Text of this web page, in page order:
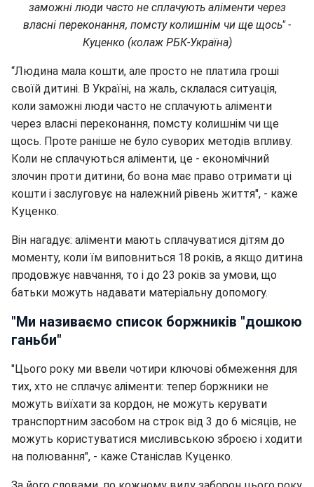
заможні люди часто не сплачують аліменти через
власні переконання, помсту колишнім чи ще щось" -
Куценко (колаж РБК-Україна)
“Людина мала кошти, але просто не платила гроші
своїй дитині. В Україні, на жаль, склалася ситуація,
коли заможні люди часто не сплачують аліменти
через власні переконання, помсту колишнім чи ще
щось. Проте раніше не було суворих методів впливу.
Коли не сплачуються аліменти, це - економічний
злочин проти дитини, бо вона має право отримати ці
кошти і заслуговує на належний рівень життя", - каже
Куценко.
Він нагадує: аліменти мають сплачуватися дітям до
моменту, коли їм виповниться 18 років, а якщо дитина
продовжує навчання, то і до 23 років за умови, що
батьки можуть надавати матеріальну допомогу.
"Ми називаємо список боржників "дошкою
ганьби"
"Цього року ми ввели чотири ключові обмеження для
тих, хто не сплачує аліменти: тепер боржники не
можуть виїхати за кордон, не можуть керувати
транспортним засобом на строк від 3 до 6 місяців, не
можуть користуватися мисливською зброєю і ходити
на полювання", - каже Станіслав Куценко.